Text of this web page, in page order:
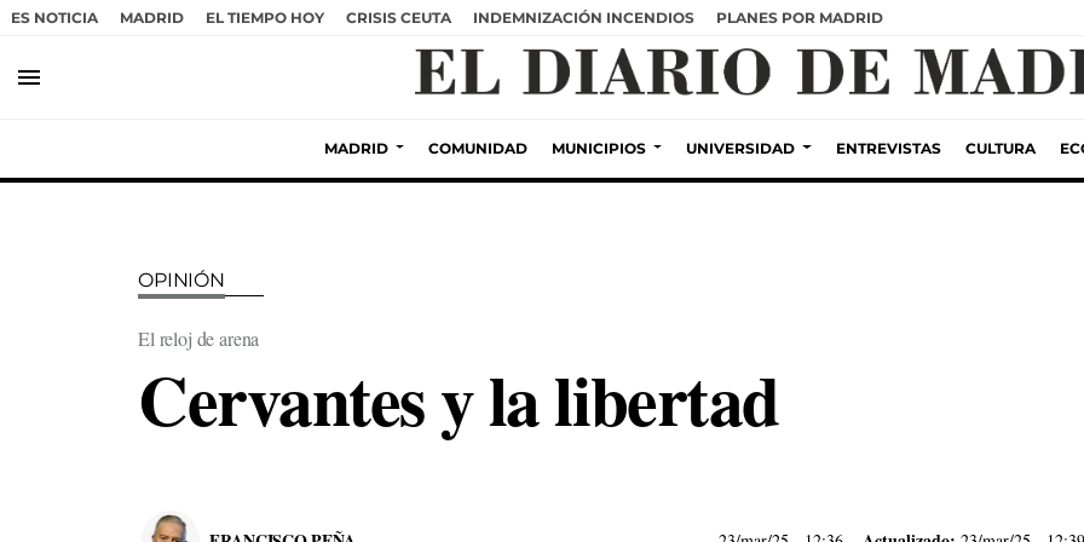
ES NOTICIA MADRID EL TIEMPO HOY CRISIS CEUTA INDEMNIZACIÓN INCENDIOS PLANES POR MADRID
menu
MADRID COMUNIDAD MUNICIPIOS UNIVERSIDAD ENTREVISTAS CULTURA
OPINIÓN
El reloj de arena
Cervantes y la libertad